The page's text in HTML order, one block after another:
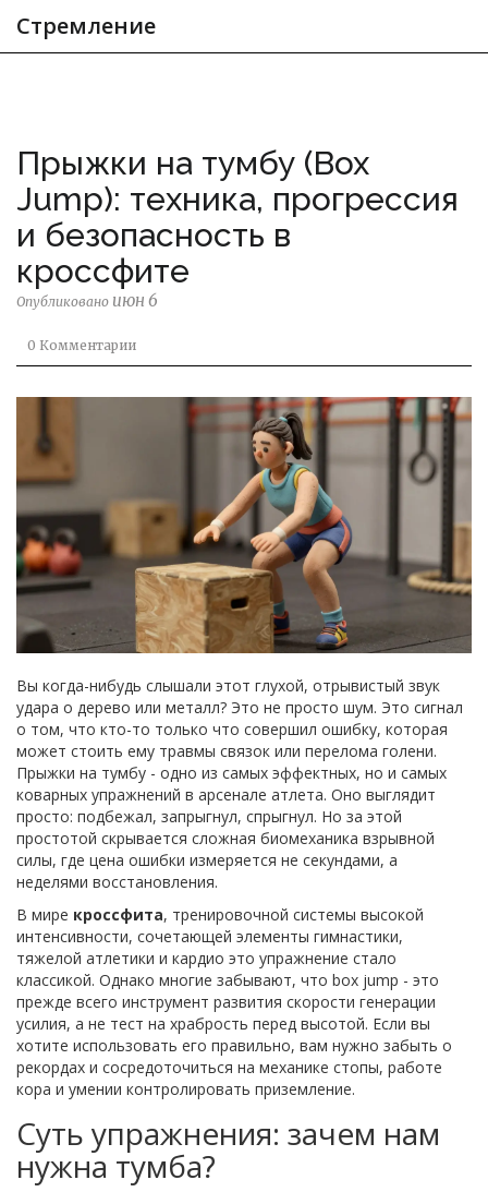
Стремление
Прыжки на тумбу (Box
Jump): техника, прогрессия
и безопасность в
кроссфите
Опубликовано июн 6
0 Комментарии
Вы когда-нибудь слышали этот глухой, отрывистый звук
удара о дерево или металл? Это не просто шум. Это сигнал
о том, что кто-то только что совершил ошибку, которая
может стоить ему травмы связок или перелома голени.
Прыжки на тумбу - одно из самых эффектных, но и самых
коварных упражнений в арсенале атлета. Оно выглядит
просто: подбежал, запрыгнул, спрыгнул. Но за этой
простотой скрывается сложная биомеханика взрывной
силы, где цена ошибки измеряется не секундами, а
неделями восстановления.
В мире кроссфита, тренировочной системы высокой
интенсивности, сочетающей элементы гимнастики,
тяжелой атлетики и кардио это упражнение стало
классикой. Однако многие забывают, что box jump - это
прежде всего инструмент развития скорости генерации
усилия, а не тест на храбрость перед высотой. Если вы
хотите использовать его правильно, вам нужно забыть о
рекордах и сосредоточиться на механике стопы, работе
кора и умении контролировать приземление.
Суть упражнения: зачем нам
нужна тумба?